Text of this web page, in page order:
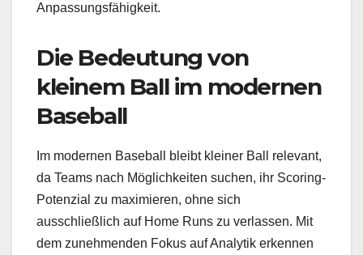
Anpassungsfähigkeit.
Die Bedeutung von
kleinem Ball im modernen
Baseball
Im modernen Baseball bleibt kleiner Ball relevant,
da Teams nach Möglichkeiten suchen, ihr Scoring-
Potenzial zu maximieren, ohne sich
ausschließlich auf Home Runs zu verlassen. Mit
dem zunehmenden Fokus auf Analytik erkennen